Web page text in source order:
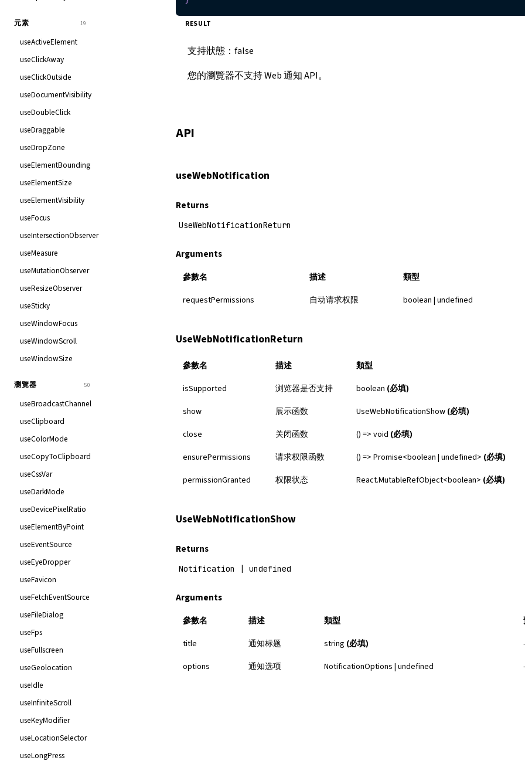
元素 19
useActiveElement
useClickAway
useClickOutside
useDocumentVisibility
useDoubleClick
useDraggable
useDropZone
useElementBounding
useElementSize
useElementVisibility
useFocus
useIntersectionObserver
useMeasure
useMutationObserver
useResizeObserver
useSticky
useWindowFocus
useWindowScroll
useWindowSize
瀏覽器 50
useBroadcastChannel
useClipboard
useColorMode
useCopyToClipboard
useCssVar
useDarkMode
useDevicePixelRatio
useElementByPoint
useEventSource
useEyeDropper
useFavicon
useFetchEventSource
useFileDialog
useFps
useFullscreen
useGeolocation
useIdle
useInfiniteScroll
useKeyModifier
useLocationSelector
useLongPress
RESULT
支持狀態： false
您的瀏覽器不支持 Web 通知 API。
API
useWebNotification
Returns
UseWebNotificationReturn
Arguments
參數名 描述 類型
requestPermissions
自动请求权限 boolean | undefined
UseWebNotificationReturn
參數名 描述 類型
isSupported
浏览器是否支持 boolean (必填)
show 展示函数 UseWebNotificationShow (必填)
close 关闭函数 () => void (必填)
ensurePermissions 请求权限函数 () => Promise<boolean | undefined> (必填)
permissionGranted 权限状态 React.MutableRefObject<boolean> (必填)
UseWebNotificationShow
Returns
Notification | undefined
Arguments
參數名 描述 類型
title
通知标题 string (必填)
-
options
通知选项 NotificationOptions | undefined -